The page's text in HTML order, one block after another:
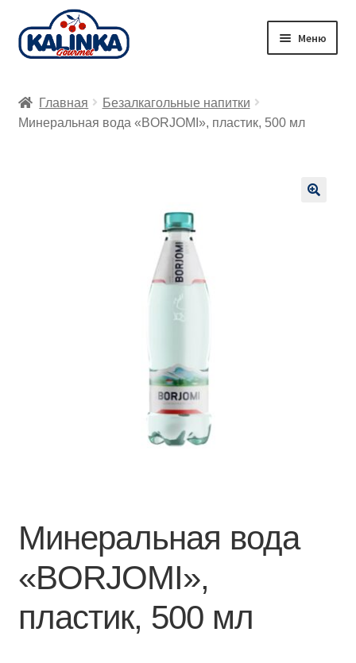
Перейти
к
Перейти
к
Меню
Заказ онлайн
Главная
Безалкагольные напитки
Минеральная вода «BORJOMI», пластик, 500 мл
Минеральная вода
«BORJOMI»,
пластик, 500 мл